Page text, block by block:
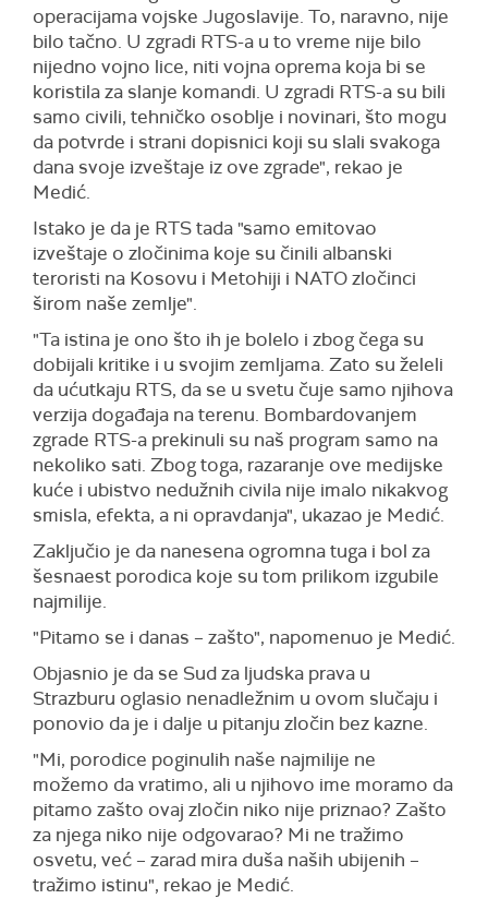
operacijama vojske Jugoslavije. To, naravno, nije
bilo tačno. U zgradi RTS-a u to vreme nije bilo
nijedno vojno lice, niti vojna oprema koja bi se
koristila za slanje komandi. U zgradi RTS-a su bili
samo civili, tehničko osoblje i novinari, što mogu
da potvrde i strani dopisnici koji su slali svakoga
dana svoje izveštaje iz ove zgrade", rekao je
Medić.
Istako je da je RTS tada "samo emitovao
izveštaje o zločinima koje su činili albanski
teroristi na Kosovu i Metohiji i NATO zločinci
širom naše zemlje".
"Ta istina je ono što ih je bolelo i zbog čega su
dobijali kritike i u svojim zemljama. Zato su želeli
da ućutkaju RTS, da se u svetu čuje samo njihova
verzija događaja na terenu. Bombardovanjem
zgrade RTS-a prekinuli su naš program samo na
nekoliko sati. Zbog toga, razaranje ove medijske
kuće i ubistvo nedužnih civila nije imalo nikakvog
smisla, efekta, a ni opravdanja", ukazao je Medić.
Zaključio je da nanesena ogromna tuga i bol za
šesnaest porodica koje su tom prilikom izgubile
najmilije.
"Pitamo se i danas – zašto", napomenuo je Medić.
Objasnio je da se Sud za ljudska prava u
Strazburu oglasio nenadležnim u ovom slučaju i
ponovio da je i dalje u pitanju zločin bez kazne.
"Mi, porodice poginulih naše najmilije ne
možemo da vratimo, ali u njihovo ime moramo da
pitamo zašto ovaj zločin niko nije priznao? Zašto
za njega niko nije odgovarao? Mi ne tražimo
osvetu, već – zarad mira duša naših ubijenih –
tražimo istinu", rekao je Medić.